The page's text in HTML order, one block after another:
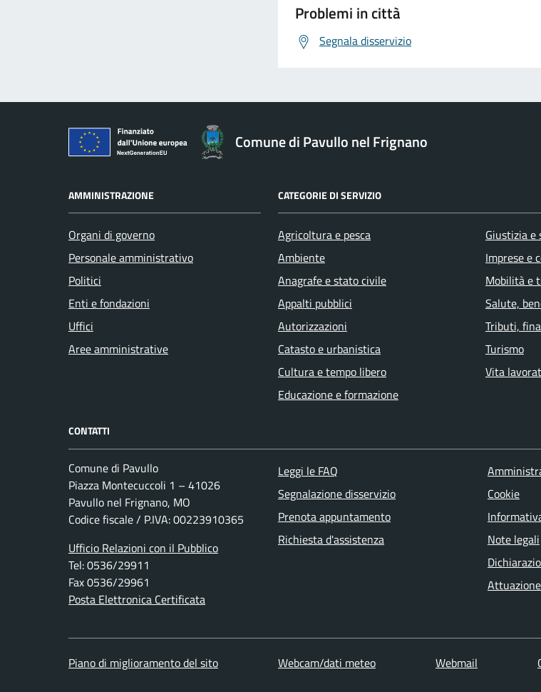
Problemi in città
Segnala disservizio
Comune di Pavullo nel Frignano
AMMINISTRAZIONE
Organi di governo
Personale amministrativo
Politici
Enti e fondazioni
Uffici
Aree amministrative
CATEGORIE DI SERVIZIO
Agricoltura e pesca
Ambiente
Anagrafe e stato civile
Appalti pubblici
Autorizzazioni
Catasto e urbanistica
Cultura e tempo libero
Educazione e formazione
Giustizia e
Imprese e
Mobilità e
Salute,
Tributi,
Turismo
Vita
CONTATTI
Comune di Pavullo
Piazza Montecuccoli 1 – 41026
Pavullo nel Frignano, MO
Codice fiscale / P.IVA: 00223910365
Ufficio Relazioni con il Pubblico
Tel: 0536/29911
Fax 0536/29961
Posta Elettronica Certificata
Leggi le FAQ
Segnalazione disservizio
Prenota appuntamento
Richiesta d'assistenza
Cookie
Note legali
Piano di miglioramento del sito Webcam/dati meteo Webmail